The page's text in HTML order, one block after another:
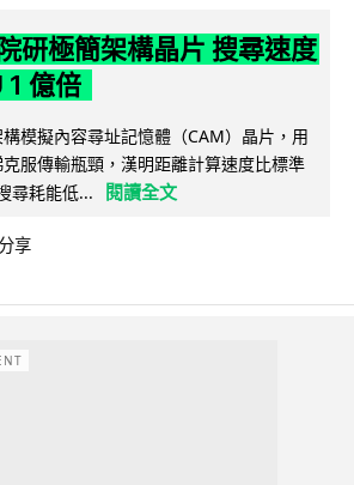
研極簡架構晶片 搜尋速度
1 億倍
模擬內容尋址記憶體（CAM）晶片，用
服傳輸瓶頸，漢明距離計算速度比標準
尋耗能低...
閱讀全文
享